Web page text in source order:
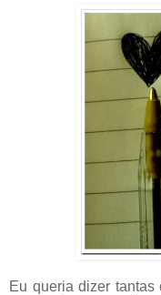
Eu queria dizer